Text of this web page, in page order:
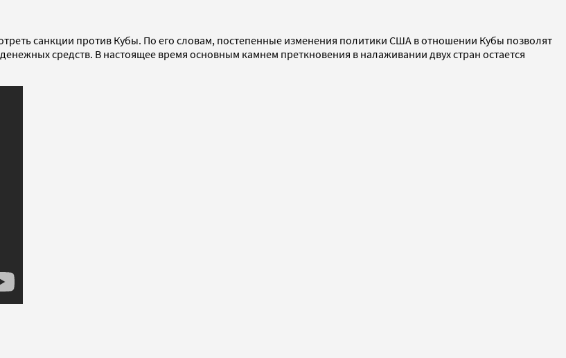
санкции против Кубы. По его словам, постепенные изменения политики США в отношении Кубы позволят
средств. В настоящее время основным камнем преткновения в налаживании двух стран остается